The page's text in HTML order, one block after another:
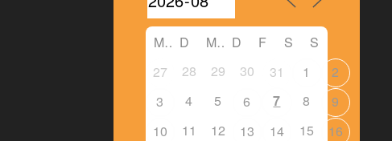
M D M D F S
S
27
28 29 30 31 1
2
3
4 5 6 7 8
9
10
11 12 13 14 15
16